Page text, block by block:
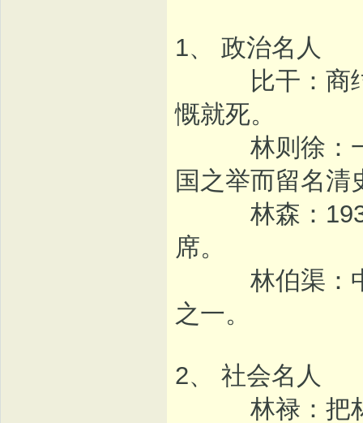
1、 政治名人
比干：商纣
慨就死。
林则徐：一
国之举而留名清
林森：1931-
席。
林伯渠：中
之一。
2、 社会名人
林禄：把林